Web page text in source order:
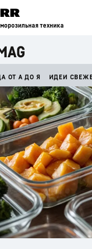
техника
ОТ А ДО Я ИДЕИ